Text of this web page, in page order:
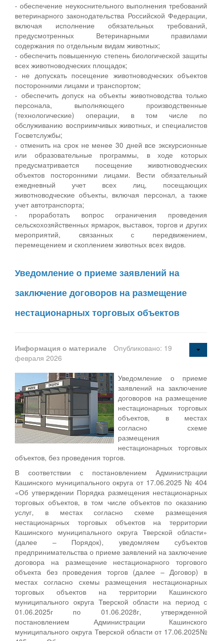
- обеспечение неукоснительного выполнения требований
ветеринарного законодательства Российской Федерации,
включая исполнение обязательных требований,
предусмотренных Ветеринарными правилами
содержания по отдельным видам животных;
- обеспечить повышенную степень биологической защиты
всех животноводческих площадок;
- не допускать посещение животноводческих объектов
посторонними лицами и транспортом;
- обеспечить допуск на объекты животноводства только
персонала, выполняющего производственные
(технологические) операции, в том числе по
обслуживанию восприимчивых животных, и специалистов
Госветслужбы;
- отменить на срок не менее 30 дней все экскурсионные
или образовательные программы, в ходе которых
предусматривается посещение животноводческих
объектов посторонними лицами. Вести обязательный
ежедневный учет всех лиц, посещающих
животноводческие объекты, включая персонал, а также
учет автотранспорта;
- проработать вопрос ограничения проведения
сельскохозяйственных ярмарок, выставок, торгов и других
мероприятий, связанных с передвижением,
перемещением и скоплением животных всех видов.
Уведомление о приеме заявлений на
заключение договоров на размещение
нестационарных торговых объектов
Информация о материале
Опубликовано: 19
февраля 2026
Уведомление о приеме
заявлений на заключение
договоров на размещение
нестационарных торговых
объектов, в местах
согласно схеме
размещения
нестационарных торговых
объектов, без проведения торгов.
В соответствии с постановлением Администрации
Кашинского муниципального округа от 17.06.2025 № 404
«Об утверждении Порядка размещения нестационарных
торговых объектов, в том числе объектов по оказанию
услуг, в местах согласно схеме размещения
нестационарных торговых объектов на территории
Кашинского муниципального округа Тверской области»
(далее – Порядок), уведомляем субъектов
предпринимательства о приеме заявлений на заключение
договора на размещение нестационарного торгового
объекта без проведения торгов (далее – Договор) в
местах согласно схемы размещения нестационарных
торговых объектов на территории Кашинского
муниципального округа Тверской области на период с
01.06.2025г по 01.06.2028г, утвержденной
постановлением Администрации Кашинского
муниципального округа Тверской области от 17.06.2025№